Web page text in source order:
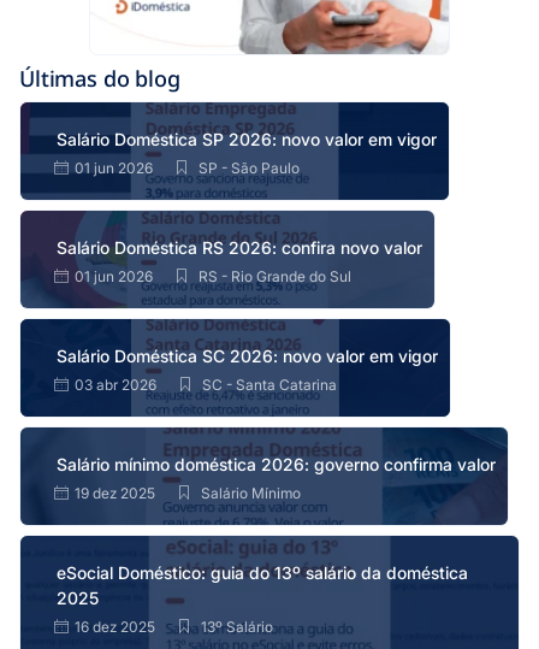
Últimas do blog
Salário Doméstica SP 2026: novo valor em vigor
01 jun 2026 SP - São Paulo
Salário Doméstica RS 2026: confira novo valor
01 jun 2026 RS - Rio Grande do Sul
Salário Doméstica SC 2026: novo valor em vigor
03 abr 2026 SC - Santa Catarina
Salário mínimo doméstica 2026: governo confirma valor
19 dez 2025 Salário Mínimo
eSocial Doméstico: guia do 13º salário da doméstica
2025
16 dez 2025 13º Salário